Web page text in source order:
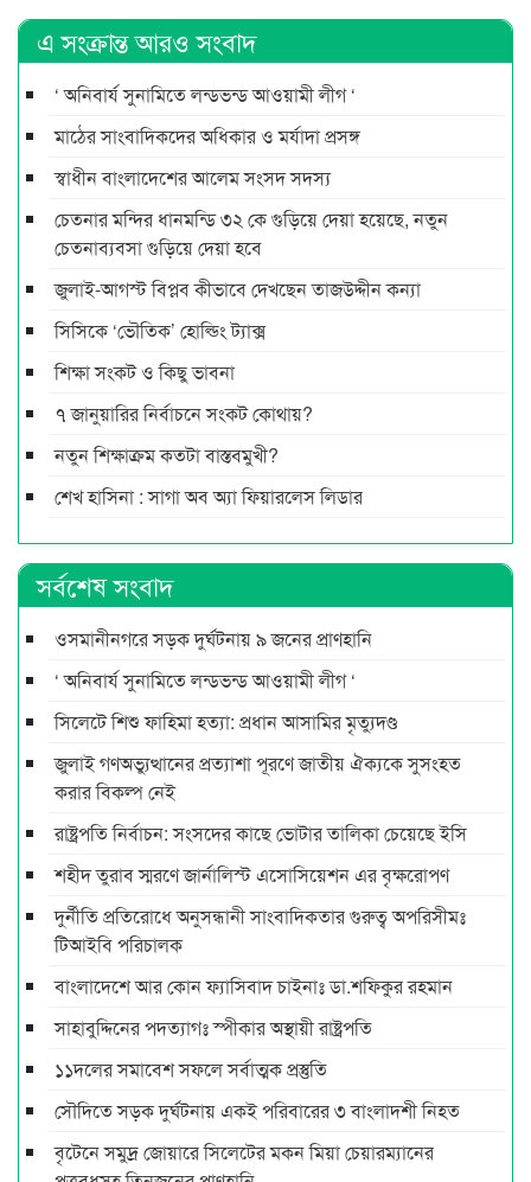
এ সংক্রান্ত আরও সংবাদ
‘ অনিবার্য সুনামিতে লন্ডভন্ড আওয়ামী লীগ ‘
মাঠের সাংবাদিকদের অধিকার ও মর্যাদা প্রসঙ্গ
স্বাধীন বাংলাদেশের আলেম সংসদ সদস্য
চেতনার মন্দির ধানমন্ডি ৩২ কে গুড়িয়ে দেয়া হয়েছে, নতুন
চেতনাব্যবসা গুড়িয়ে দেয়া হবে
জুলাই-আগস্ট বিপ্লব কীভাবে দেখছেন তাজউদ্দীন কন্যা
সিসিকে ‘ভৌতিক’ হোল্ডিং ট্যাক্স
শিক্ষা সংকট ও কিছু ভাবনা
৭ জানুয়ারির নির্বাচনে সংকট কোথায়?
নতুন শিক্ষাক্রম কতটা বাস্তবমুখী?
শেখ হাসিনা : সাগা অব অ্যা ফিয়ারলেস লিডার
সর্বশেষ সংবাদ
ওসমানীনগরে সড়ক দুর্ঘটনায় ৯ জনের প্রাণহানি
‘ অনিবার্য সুনামিতে লন্ডভন্ড আওয়ামী লীগ ‘
সিলেটে শিশু ফাহিমা হত্যা: প্রধান আসামির মৃত্যুদণ্ড
জুলাই গণঅভ্যুত্থানের প্রত্যাশা পূরণে জাতীয় ঐক্যকে সুসংহত
করার বিকল্প নেই
রাষ্ট্রপতি নির্বাচন: সংসদের কাছে ভোটার তালিকা চেয়েছে ইসি
শহীদ তুরাব স্মরণে জার্নালিস্ট এসোসিয়েশন এর বৃক্ষরোপণ
দুর্নীতি প্রতিরোধে অনুসন্ধানী সাংবাদিকতার গুরুত্ব অপরিসীমঃ
টিআইবি পরিচালক
বাংলাদেশে আর কোন ফ্যাসিবাদ চাইনাঃ ডা.শফিকুর রহমান
সাহাবুদ্দিনের পদত্যাগঃ স্পীকার অস্থায়ী রাষ্ট্রপতি
১১দলের সমাবেশ সফলে সর্বাত্মক প্রস্তুতি
সৌদিতে সড়ক দুর্ঘটনায় একই পরিবারের ৩ বাংলাদশী নিহত
বৃটেনে সমুদ্র জোয়ারে সিলেটের মকন মিয়া চেয়ারম্যানের